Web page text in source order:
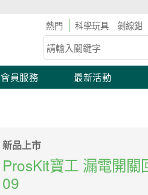
科學玩具
剝線鉗
會員服務 最新活動
新品上市
ProsKit寶工 漏電開關
09